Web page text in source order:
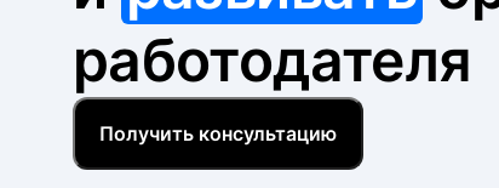
работодателя
Получить консультацию